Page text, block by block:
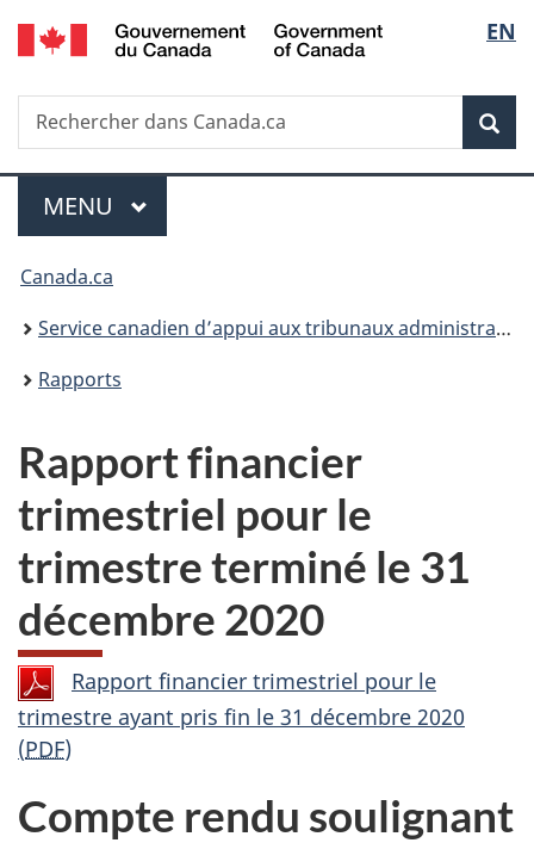
Passer
au
principal
Passer
à
Au
du
Passer
à
version
simplifiée
de
la
EN
Recherche
Rechercher
dans
Menu
MENU PRINCIPAL
Vous
êtes
ici :
Canada.ca
Service canadien d’appui aux tribunaux administratifs
Rapports
Rapport financier
trimestriel pour le
trimestre terminé le 31
décembre 2020
Rapport financier trimestriel pour le
trimestre ayant pris fin le 31 décembre 2020
(PDF)
Compte rendu soulignant